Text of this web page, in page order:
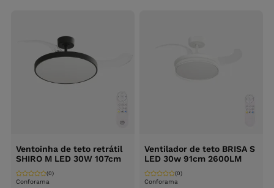
Ventoinha de teto retrátil
SHIRO M LED 30W 107cm
Conforama
(0)
Ventilador de teto BRISA S
LED 30w 91cm 2600LM
Conforama
(0)